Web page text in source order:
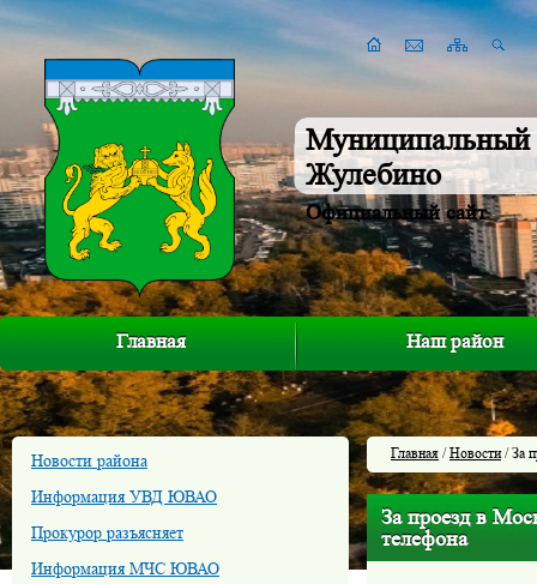
Муниципальный
Жулебино
Официальный сайт
Главная Наш район
Новости района
Информация УВД ЮВАО
Прокурор разъясняет
Информация МЧС ЮВАО
Главная /Новости/ За
За проезд в
телефона